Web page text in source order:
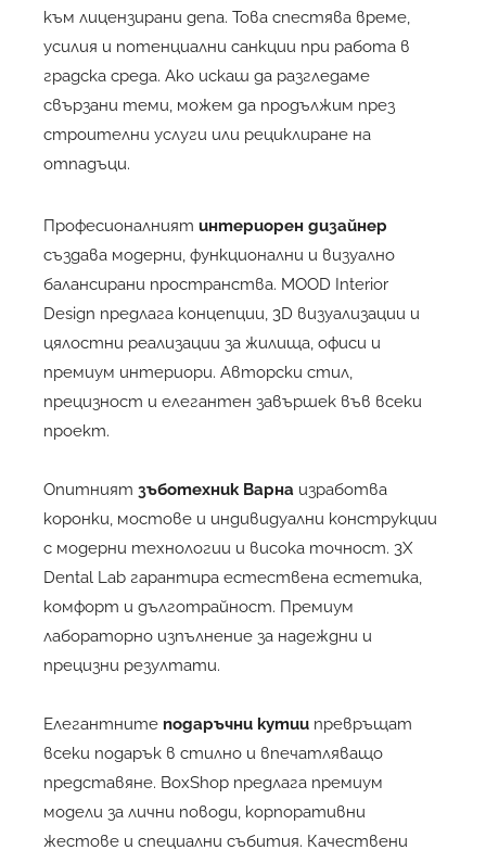
към лицензирани депа. Това спестява време,
усилия и потенциални санкции при работа в
градска среда. Ако искаш да разгледаме
свързани теми, можем да продължим през
строителни услуги или рециклиране на
отпадъци.
Професионалният интериорен дизайнер
създава модерни, функционални и визуално
балансирани пространства. MOOD Interior
Design предлага концепции, 3D визуализации и
цялостни реализации за жилища, офиси и
премиум интериори. Авторски стил,
прецизност и елегантен завършек във всеки
проект.
Опитният зъботехник Варна изработва
коронки, мостове и индивидуални конструкции
с модерни технологии и висока точност. 3X
Dental Lab гарантира естествена естетика,
комфорт и дълготрайност. Премиум
лабораторно изпълнение за надеждни и
прецизни резултати.
Елегантните подаръчни кутии превръщат
всеки подарък в стилно и впечатляващо
представяне. BoxShop предлага премиум
модели за лични поводи, корпоративни
жестове и специални събития. Качествени